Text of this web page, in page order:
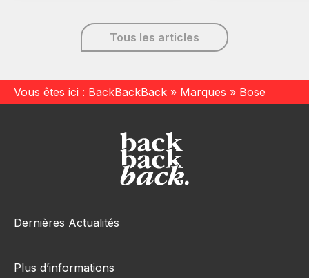
Tous les articles
Vous êtes ici : BackBackBack » Marques » Bose
Dernières Actualités
Plus d’informations